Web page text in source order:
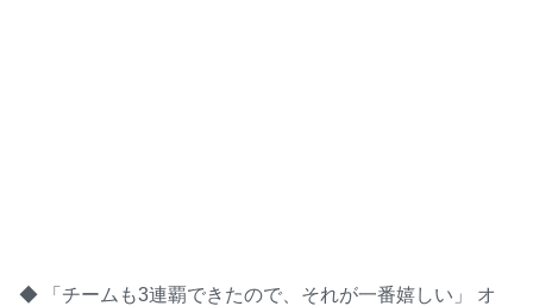
◆ 「チームも3連覇できたので、それが一番嬉しい」 オ